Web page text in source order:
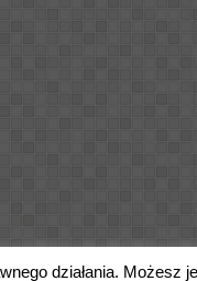
działania. Możesz je